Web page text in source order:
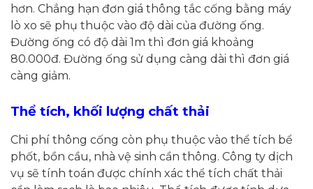
hơn. Chẳng hạn đơn giá thông tắc cống bằng máy
lò xo sẽ phụ thuộc vào độ dài của đường ống.
Đường ống có độ dài 1m thì đơn giá khoảng
80.000đ. Đường ống sử dụng càng dài thì đơn giá
càng giảm.
Thể tích, khối lượng chất thải
Chi phí thông cống còn phụ thuộc vào thể tích bể
phốt, bồn cầu, nhà vệ sinh cần thông. Công ty dịch
vụ sẽ tính toán được chính xác thể tích chất thải